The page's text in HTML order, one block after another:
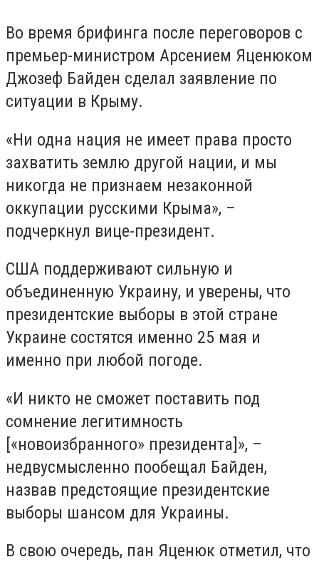
Во время брифинга после переговоров с
премьер-министром Арсением Яценюком
Джозеф Байден сделал заявление по
ситуации в Крыму.
«Ни одна нация не имеет права просто
захватить землю другой нации, и мы
никогда не признаем незаконной
оккупации русскими Крыма», –
подчеркнул вице-президент.
США поддерживают сильную и
объединенную Украину, и уверены, что
президентские выборы в этой стране
Украине состятся именно 25 мая и
именно при любой погоде.
«И никто не сможет поставить под
сомнение легитимность
[«новоизбранного» президента]», –
недвусмысленно пообещал Байден,
назвав предстоящие президентские
выборы шансом для Украины.
В свою очередь, пан Яценюк отметил, что